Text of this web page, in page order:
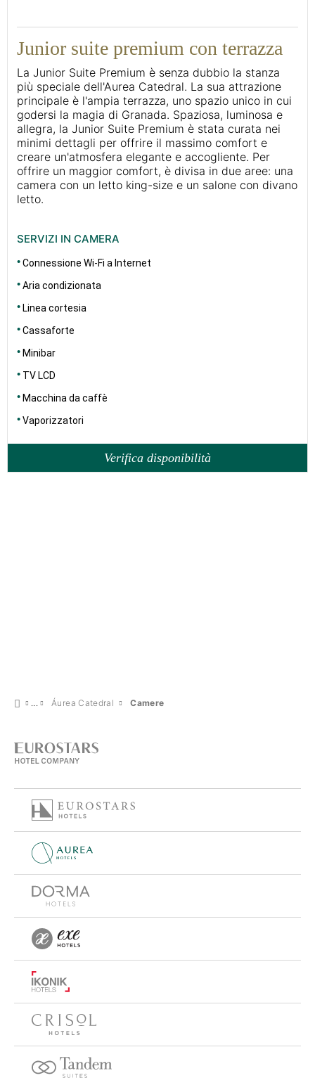
Junior suite premium con terrazza
La Junior Suite Premium è senza dubbio la stanza
più speciale dell'Aurea Catedral. La sua attrazione
principale è l'ampia terrazza, uno spazio unico in cui
godersi la magia di Granada. Spaziosa, luminosa e
allegra, la Junior Suite Premium è stata curata nei
minimi dettagli per offrire il massimo comfort e
creare un'atmosfera elegante e accogliente. Per
offrire un maggior comfort, è divisa in due aree: una
camera con un letto king-size e un salone con divano
letto.
SERVIZI IN CAMERA
Connessione Wi-Fi a Internet
Aria condizionata
Linea cortesia
Cassaforte
Minibar
TV LCD
Macchina da caffè
Vaporizzatori
Verifica disponibilità
Áurea Catedral Camere